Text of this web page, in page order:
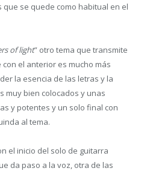
se quede como habitual en el
of light” otro tema que transmite
el anterior es mucho más
la esencia de las letras y la
muy bien colocados y unas
y potentes y un solo final con
al tema.
el inicio del solo de guitarra
da paso a la voz, otra de las